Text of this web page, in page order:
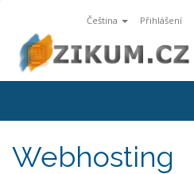
Čeština Přihlášení
Webhosting